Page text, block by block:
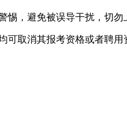
，避免被误导干扰，切勿
可取消其报考资格或者聘用